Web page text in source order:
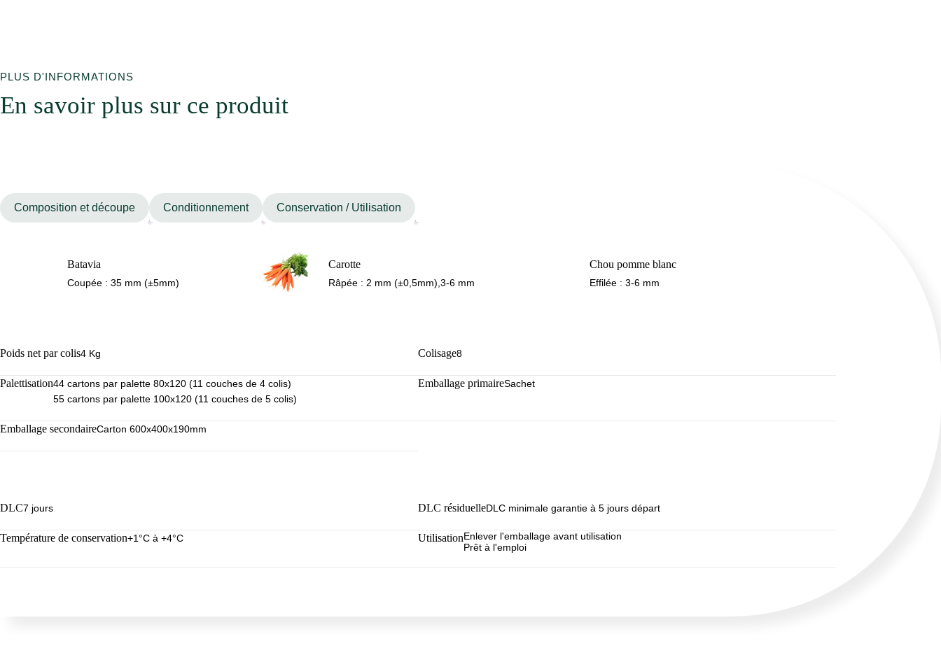
PLUS D'INFORMATIONS
En savoir plus sur ce produit
Composition et découpe Conditionnement Conservation / Utilisation
Batavia
Coupée : 35 mm (±5mm)
Carotte
Râpée : 2 mm (±0,5mm),3-6 mm
Chou pomme blanc
Effilée : 3-6 mm
Poids net par colis4 Kg Colisage8
Palettisation44 cartons par palette 80x120 (11 couches de 4 colis)
55 cartons par palette 100x120 (11 couches de 5 colis)
Emballage primaireSachet
Emballage secondaireCarton 600x400x190mm
DLC7 jours DLC résiduelleDLC minimale garantie à 5 jours départ
Température de conservation+1°C à +4°C UtilisationEnlever l'emballage avant utilisation
Prêt à l'emploi